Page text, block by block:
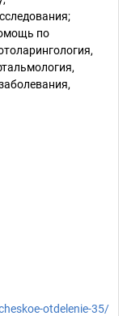
по
otdelenie-35/